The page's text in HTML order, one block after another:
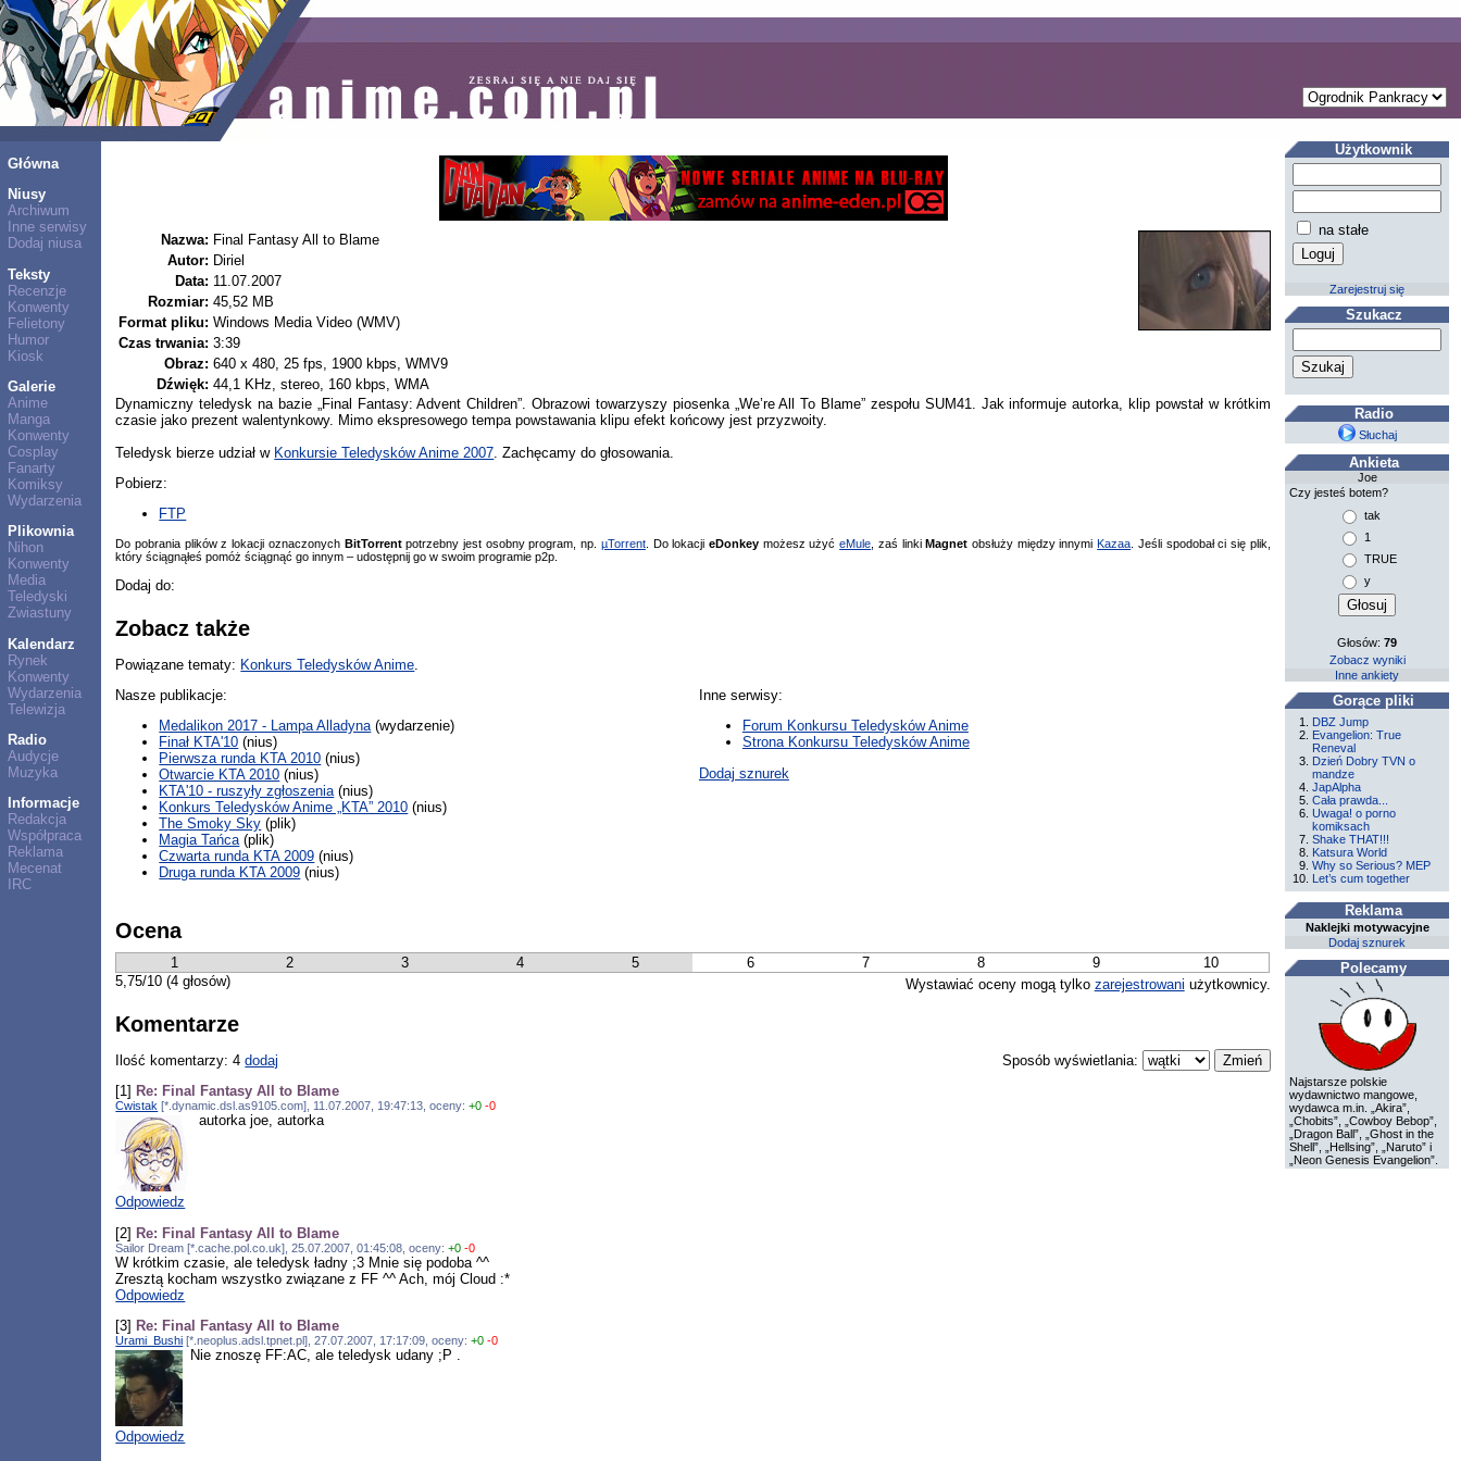
Główna
Niusy
Archiwum
Inne serwisy
Dodaj niusa
Teksty
Recenzje
Konwenty
Felietony
Humor
Kiosk
Galerie
Anime
Manga
Konwenty
Cosplay
Fanarty
Komiksy
Wydarzenia
Plikownia
Nihon
Konwenty
Media
Teledyski
Zwiastuny
Kalendarz
Rynek
Konwenty
Wydarzenia
Telewizja
Radio
Audycje
Muzyka
Informacje
Redakcja
Współpraca
Reklama
Mecenat
IRC
Nazwa: Final Fantasy All to Blame
Autor: Diriel
Data: 11.07.2007
Rozmiar: 45,52 MB
Format pliku: Windows Media Video (WMV)
Czas trwania: 3:39
Obraz: 640 x 480, 25 fps, 1900 kbps, WMV9
Dźwięk: 44,1 KHz, stereo, 160 kbps, WMA
Dynamiczny teledysk na bazie „Final Fantasy: Advent Children”. Obrazowi towarzyszy piosenka „We’re All To Blame” zespołu SUM41. Jak informuje autorka, klip powstał w krótkim
czasie jako prezent walentynkowy. Mimo ekspresowego tempa powstawania klipu efekt końcowy jest przyzwoity.
Teledysk bierze udział w Konkursie Teledysków Anime 2007 . Zachęcamy do głosowania.
Pobierz:
FTP
Do pobrania plików z lokacji oznaczonych BitTorrentpotrzebny jest osobny program, np. µTorrent. Do lokacjieDonkey możesz użyćeMule , zaś linkiMagnet obsłuży między innymiKazaa . Jeśli spodobał ci się plik,
który ściągnąłeś pomóż ściągnąć go innym – udostępnij go w swoim programie p2p.
Dodaj do:
Zobacz także
Powiązane tematy: Konkurs Teledysków Anime
Nasze publikacje:
Medalikon 2017 - Lampa Alladyna(wydarzenie)
Finał KTA'10 (nius)
Pierwsza runda KTA 2010 (nius)
Otwarcie KTA 2010 (nius)
KTA'10 - ruszyły zgłoszenia(nius)
Konkurs Teledysków Anime „KTA” 2010 (nius)
The Smoky Sky (plik)
Magia Tańca(plik)
Czwarta runda KTA 2009 (nius)
Druga runda KTA 2009 (nius)
Inne serwisy:
Forum Konkursu Teledysków Anime
Strona Konkursu Teledysków Anime
Dodaj sznurek
Ocena
1 2 3 4 5 6 7 8 9
10
Wystawiać oceny mogą tylko zarejestrowani użytkownicy.
5,75/10 (4 głosów)
Komentarze
Sposób wyświetlania:
Ilość komentarzy: 4dodaj
[1] Re: Final Fantasy All to Blame
Cwistak [*.dynamic.dsl.as9105.com], 11.07.2007, 19:47:13, oceny:+0 -0
autorka joe, autorka
Odpowiedz
[2] Re: Final Fantasy All to Blame
Sailor Dream [*.cache.pol.co.uk], 25.07.2007, 01:45:08, oceny:+0 -0
W krótkim czasie, ale teledysk ładny ;3 Mnie się podoba ^^
Zresztą kocham wszystko związane z FF ^^ Ach, mój Cloud :*
Odpowiedz
[3] Re: Final Fantasy All to Blame
Urami_Bushi [*.neoplus.adsl.tpnet.pl], 27.07.2007, 17:17:09, oceny:+0 -0
Nie znoszę FF:AC, ale teledysk udany ;P .
Odpowiedz
Użytkownik
na stałe
Zarejestruj się
Szukacz
Radio
Słuchaj
Ankieta
Joe
Czy jesteś botem?
tak
1
TRUE
y
Głosów:79
Zobacz wyniki
Inne ankiety
Gorące pliki
DBZ Jump
Evangelion: True
Reneval
Dzień Dobry TVN o
mandze
JapAlpha
Cała prawda...
Uwaga! o porno
komiksach
Shake THAT!!!
Katsura World
Why so Serious? MEP
Let’s cum together
Reklama
Naklejki motywacyjne
Dodaj sznurek
Polecamy
Najstarsze polskie
wydawnictwo mangowe,
wydawca m.in. „Akira”,
„Chobits”, „Cowboy Bebop”,
„Dragon Ball”, „Ghost in the
Shell”, „Hellsing”, „Naruto” i
„Neon Genesis Evangelion”.